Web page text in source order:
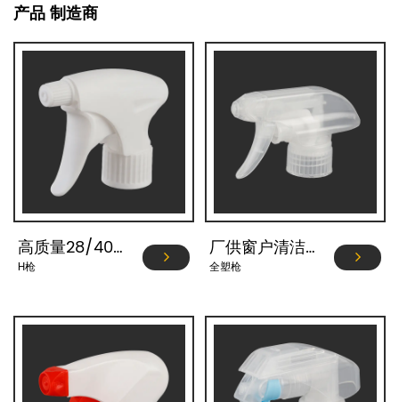
产品 制造商
高质量28/400 28/410细雾喷淋泵塑料扳机喷雾器 YJ106-A1
H枪
厂供窗户清洁28/410全塑料泵扳机喷雾器 YJ105-K-F3
全塑枪